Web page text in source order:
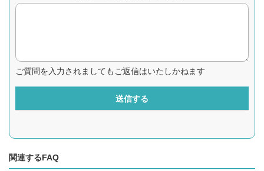
ご質問を入力されましてもご返信はいたしかねます
送信する
関連するFAQ